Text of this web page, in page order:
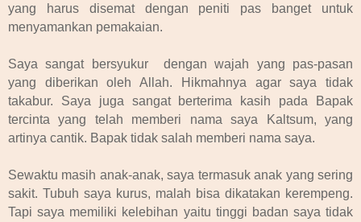
yang harus disemat dengan peniti pas banget untuk
menyamankan pemakaian.
Saya sangat bersyukur dengan wajah yang pas-pasan
yang diberikan oleh Allah. Hikmahnya agar saya tidak
takabur. Saya juga sangat berterima kasih pada Bapak
tercinta yang telah memberi nama saya Kaltsum, yang
artinya cantik. Bapak tidak salah memberi nama saya.
Sewaktu masih anak-anak, saya termasuk anak yang sering
sakit. Tubuh saya kurus, malah bisa dikatakan kerempeng.
Tapi saya memiliki kelebihan yaitu tinggi badan saya tidak